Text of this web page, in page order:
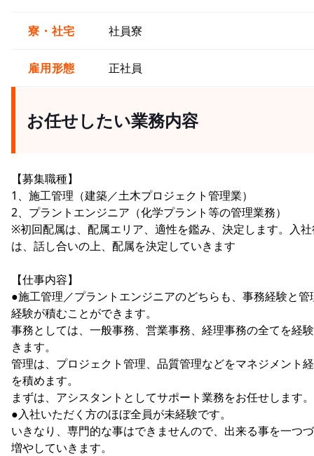
寮・社宅 社員寮
雇用形態 正社員
お任せしたい業務内容
【募集職種】
1、施工管理（建築／土木プロジェクト管理業）
2、プラントエンジニア（化学プラント等の管理業務）
※初回配属は、配属エリア、適性を鑑み、決定します。入
は、話し合いの上、配属を決定していきます
【仕事内容】
●施工管理／プラントエンジニアのどちらも、事務経験と管
経験が積むことができます。
事務としては、一般事務、営業事務、経理事務の全てを経
きます。
管理は、プロジェクト管理、品質管理などをマネジメント
を積めます。
まずは、アシスタントとしてサポート業務をお任せします。
●入社いただく方のほぼ全員が未経験です。
いきなり、専門的な事はできませんので、出来る事を一つ
増やしていきます。